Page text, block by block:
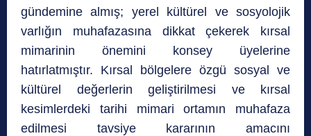
gündemine almış; yerel kültürel ve sosyolojik
varlığın muhafazasına dikkat çekerek kırsal
mimarinin önemini konsey üyelerine
hatırlatmıştır. Kırsal bölgelere özgü sosyal ve
kültürel değerlerin geliştirilmesi ve kırsal
kesimlerdeki tarihi mimari ortamın muhafaza
edilmesi tavsiye kararının amacını